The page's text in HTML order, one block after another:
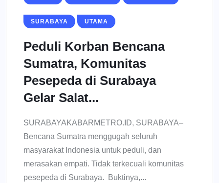
SURABAYA UTAMA
Peduli Korban Bencana
Sumatra, Komunitas
Pesepeda di Surabaya
Gelar Salat...
SURABAYAKABARMETRO.ID, SURABAYA–
Bencana Sumatra menggugah seluruh
masyarakat Indonesia untuk peduli, dan
merasakan empati. Tidak terkecuali komunitas
pesepeda di Surabaya. Buktinya,...